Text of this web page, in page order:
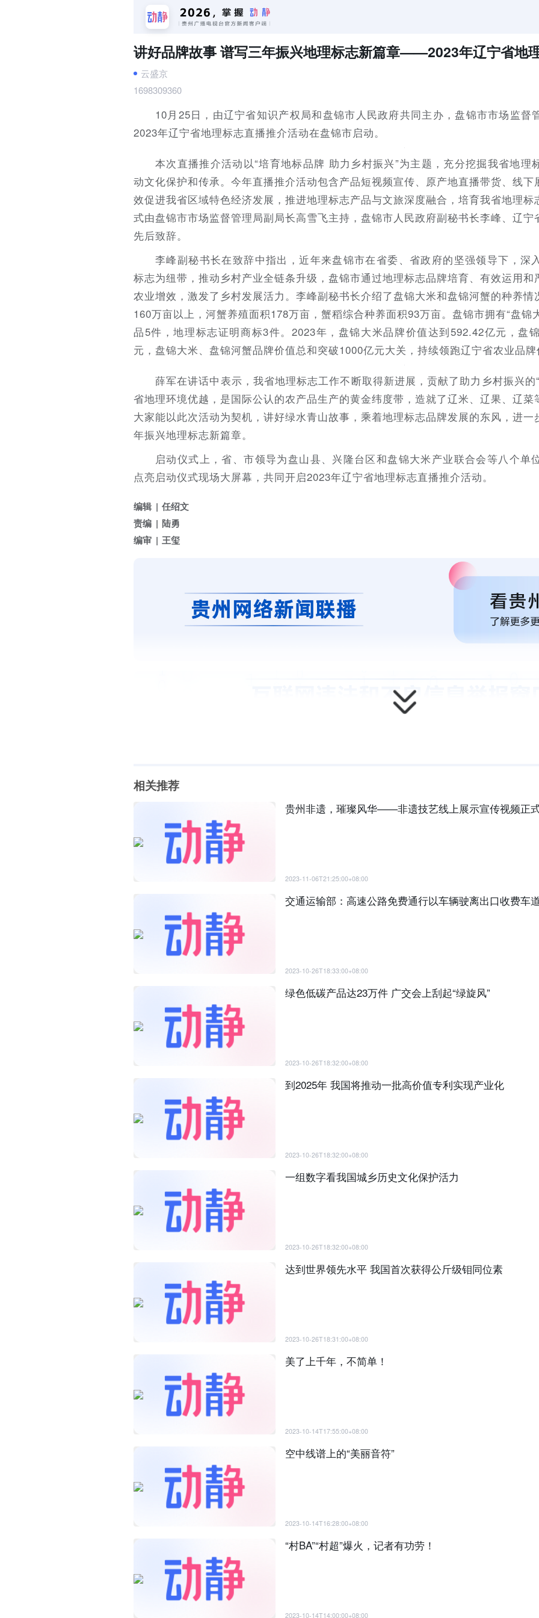
讲好品牌故事 谱写三年振兴地理标志新篇章——2023年辽宁省地
云盛京
1698309360
10月25日，由辽宁省知识产权局和盘锦市人民政府共同主办，盘锦市市场监督
2023年辽宁省地理标志直播推介活动在盘锦市启动。
本次直播推介活动以“培育地标品牌 助力乡村振兴”为主题，充分挖掘我省地理
动文化保护和传承。今年直播推介活动包含产品短视频宣传、原产地直播带货、线
效促进我省区域特色经济发展，推进地理标志产品与文旅深度融合，培育我省地理
式由盘锦市市场监督管理局副局长高雪飞主持，盘锦市人民政府副秘书长李峰、辽
先后致辞。
李峰副秘书长在致辞中指出，近年来盘锦市在省委、省政府的坚强领导下，深
标志为纽带，推动乡村产业全链条升级，盘锦市通过地理标志品牌培育、有效运用
农业增效，激发了乡村发展活力。李峰副秘书长介绍了盘锦大米和盘锦河蟹的种养
160万亩以上，河蟹养殖面积178万亩，蟹稻综合种养面积93万亩。盘锦市拥有“盘锦
品5件，地理标志证明商标3件。2023年，盘锦大米品牌价值达到592.42亿元，盘
元，盘锦大米、盘锦河蟹品牌价值总和突破1000亿元大关，持续领跑辽宁省农业品
薛军在讲话中表示，我省地理标志工作不断取得新进展，贡献了助力乡村振兴
省地理环境优越，是国际公认的农产品生产的黄金纬度带，造就了辽米、辽果、辽
大家能以此次活动为契机，讲好绿水青山故事，乘着地理标志品牌发展的东风，进
年振兴地理标志新篇章。
启动仪式上，省、市领导为盘山县、兴隆台区和盘锦大米产业联合会等八个单
点亮启动仪式现场大屏幕，共同开启2023年辽宁省地理标志直播推介活动。
编辑
任绍文
责编
陆勇
编审
王玺
相关推荐
贵州非遗，璀璨风华——非遗技艺线上展示宣传视频正
2023-11-06T21:25:00+08:00
交通运输部：高速公路免费通行以车辆驶离出口收费车
2023-10-26T18:33:00+08:00
绿色低碳产品达23万件 广交会上刮起“绿旋风”
2023-10-26T18:32:00+08:00
到2025年 我国将推动一批高价值专利实现产业化
2023-10-26T18:32:00+08:00
一组数字看我国城乡历史文化保护活力
2023-10-26T18:32:00+08:00
达到世界领先水平 我国首次获得公斤级钼同位素
2023-10-26T18:31:00+08:00
美了上千年，不简单！
2023-10-14T17:55:00+08:00
空中线谱上的“美丽音符”
2023-10-14T16:28:00+08:00
“村BA”“村超”爆火，记者有功劳！
2023-10-14T14:00:00+08:00